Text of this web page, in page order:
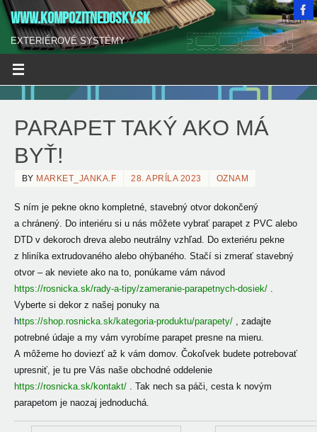
WWW.KOMPOZITNEDOSKY.SK
EXTERIÉROVÉ SYSTÉMY
PARAPET TAKÝ AKO MÁ
BYŤ!
BY MARKET_JANKA.F 28. APRÍLA 2023 OZNAM
S ním je pekne okno kompletné, stavebný otvor dokončený
a chránený. Do interiéru si u nás môžete vybrať parapet z PVC alebo
DTD v dekoroch dreva alebo neutrálny vzhľad. Do exteriéru pekne
z hliníka extrudovaného alebo ohýbaného. Stačí si zmerať stavebný
otvor – ak neviete ako na to, ponúkame vám návod
https://rosnicka.sk/rady-a-tipy/zameranie-parapetnych-dosiek/.
Vyberte si dekor z našej ponuky na
https://shop.rosnicka.sk/kategoria-produktu/parapety/, zadajte
potrebné údaje a my vám vyrobíme parapet presne na mieru.
A môžeme ho doviezť až k vám domov. Čokoľvek budete potrebovať
upresniť, je tu pre Vás naše obchodné oddelenie
https://rosnicka.sk/kontakt/. Tak nech sa páči, cesta k novým
parapetom je naozaj jednoduchá.